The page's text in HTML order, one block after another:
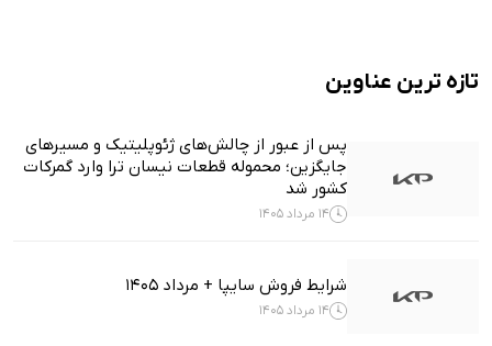
تازه ترین عناوین
پس از عبور از چالش‌های ژئوپلیتیک و مسیرهای
جایگزین؛ محموله قطعات نیسان ترا وارد گمرکات
کشور شد
14 مرداد 1405
شرایط فروش سایپا + مرداد 1405
14 مرداد 1405